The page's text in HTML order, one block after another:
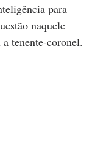
para
naquele
tenente-coronel.